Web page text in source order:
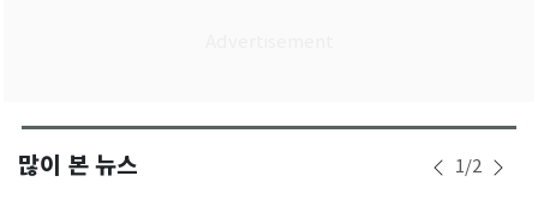
많이 본 뉴스 1/2